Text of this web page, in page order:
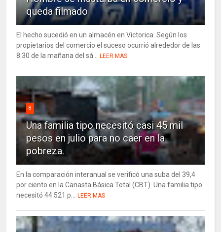
queda filmado
El hecho sucedió en un almacén en Victorica. Según los
propietarios del comercio el suceso ocurrió alrededor de las
8:30 de la mañana del sá...
LEER MAS
8
Una familia tipo necesitó casi 45 mil
pesos en julio para no caer en la
pobreza.
En la comparación interanual se verificó una suba del 39,4
por ciento en la Canasta Básica Total (CBT). Una familia tipo
necesitó 44.521 p...
LEER MAS